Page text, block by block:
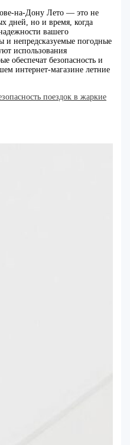
на-Дону Лето — это не
дней, но и время, когда
вашего
и непредсказуемые погодные
использования
обеспечат безопасность и
интернет-магазине летние
поездок в жаркие